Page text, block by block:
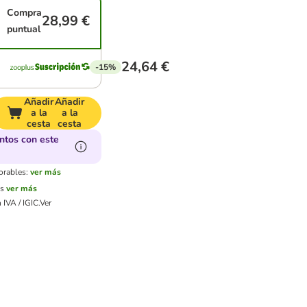
Compra
puntual28,99 €
-15% 24,64 €
Añadir
a la
cesta
Añadir
a la
cesta
con este
ver más
ver más
/ IGIC.Ver